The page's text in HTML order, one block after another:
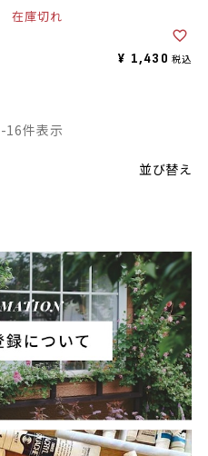
在庫切れ
¥ 1,430 税込
並び替え
-16件表示